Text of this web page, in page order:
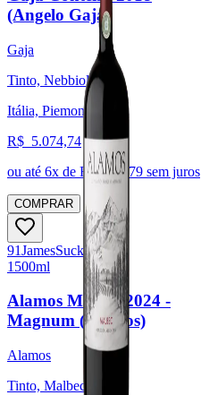
(Angelo Gaja)
Gaja
Tinto, Nebbiolo
Itália, Piemonte
R$ 5.074,74
ou até 6x de R$ 845,79 sem juros
COMPRAR
91JamesSuckling
1500ml
Alamos Malbec 2024 -
Magnum (Alamos)
Alamos
Tinto, Malbec